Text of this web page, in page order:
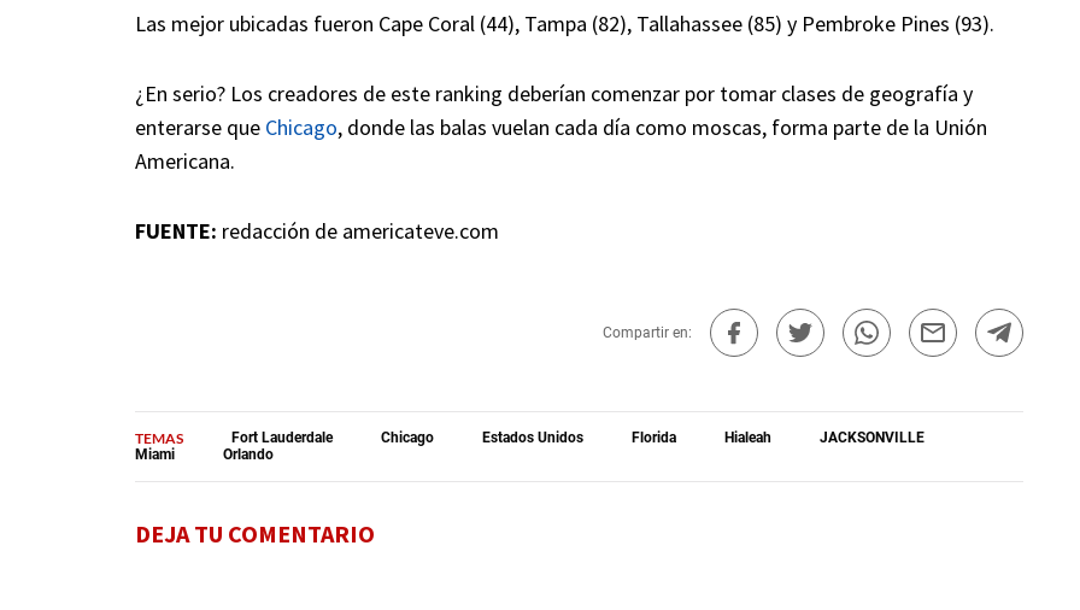
Las mejor ubicadas fueron Cape Coral (44), Tampa (82), Tallahassee (85) y Pembroke Pines (93).
¿En serio? Los creadores de este ranking deberían comenzar por tomar clases de geografía y
enterarse que Chicago, donde las balas vuelan cada día como moscas, forma parte de la Unión
Americana.
FUENTE: redacción de americateve.com
Compartir en:
TEMAS Fort Lauderdale Chicago Estados Unidos Florida Hialeah
JACKSONVILLE
Miami
Orlando
DEJA TU COMENTARIO